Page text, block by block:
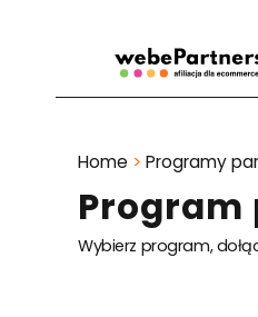
Program
Wybierz program,
Home > Programy